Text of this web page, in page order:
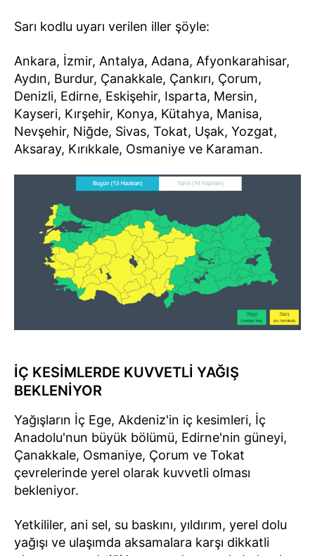
Sarı kodlu uyarı verilen iller şöyle:
Ankara, İzmir, Antalya, Adana, Afyonkarahisar,
Aydın, Burdur, Çanakkale, Çankırı, Çorum,
Denizli, Edirne, Eskişehir, Isparta, Mersin,
Kayseri, Kırşehir, Konya, Kütahya, Manisa,
Nevşehir, Niğde, Sivas, Tokat, Uşak, Yozgat,
Aksaray, Kırıkkale, Osmaniye ve Karaman.
İÇ KESİMLERDE KUVVETLİ YAĞIŞ
BEKLENİYOR
Yağışların İç Ege, Akdeniz'in iç kesimleri, İç
Anadolu'nun büyük bölümü, Edirne'nin güneyi,
Çanakkale, Osmaniye, Çorum ve Tokat
çevrelerinde yerel olarak kuvvetli olması
bekleniyor.
Yetkililer, ani sel, su baskını, yıldırım, yerel dolu
yağışı ve ulaşımda aksamalara karşı dikkatli